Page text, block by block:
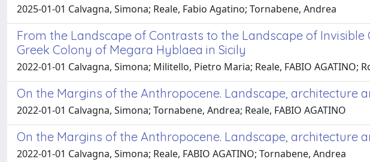
2025-01-01 Calvagna, Simona; Reale, Fabio Agatino; Tornabene, Andrea
From the Landscape of Contrasts to the Landscape of
Greek Colony of Megara Hyblaea in Sicily
2022-01-01 Calvagna, Simona; Militello, Pietro Maria; Reale, FABIO AGATINO;
On the Margins of the Anthropocene. Landscape, architecture
2022-01-01 Calvagna, Simona; Tornabene, Andrea; Reale, FABIO AGATINO
On the Margins of the Anthropocene. Landscape, architecture
2022-01-01 Calvagna, Simona; Reale, FABIO AGATINO; Tornabene, Andrea